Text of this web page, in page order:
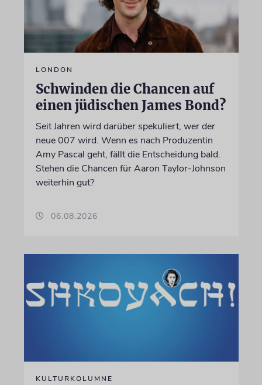
LONDON
Schwinden die Chancen auf
einen jüdischen James Bond?
Seit Jahren wird darüber spekuliert, wer der
neue 007 wird. Wenn es nach Produzentin
Amy Pascal geht, fällt die Entscheidung bald.
Stehen die Chancen für Aaron Taylor-Johnson
weiterhin gut?
06.08.2026
KULTURKOLUMNE